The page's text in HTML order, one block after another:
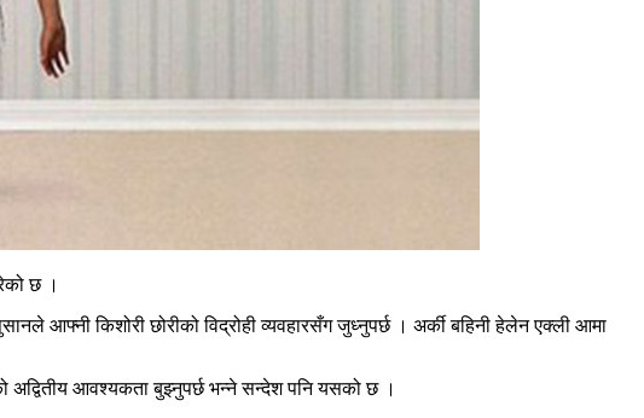
छ ।
आफ्नी किशोरी छोरीको विद्रोही व्यवहारसँग जुध्नुपर्छ । अर्की बहिनी हेलेन एक्ली आमा
आवश्यकता बुझ्नुपर्छ भन्ने सन्देश पनि यसको छ ।